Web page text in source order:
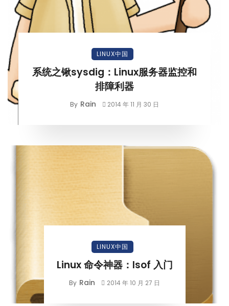
LINUX中国
系统之锹sysdig：Linux服务器监控和
排障利器
By Rain 2014 年 11 月 30 日
LINUX中国
Linux 命令神器：lsof 入门
By Rain 2014 年 10 月 27 日